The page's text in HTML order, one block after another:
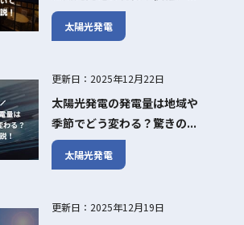
太陽光発電
更新日：2025年12月22日
太陽光発電の発電量は地域や
季節でどう変わる？驚きの...
太陽光発電
更新日：2025年12月19日